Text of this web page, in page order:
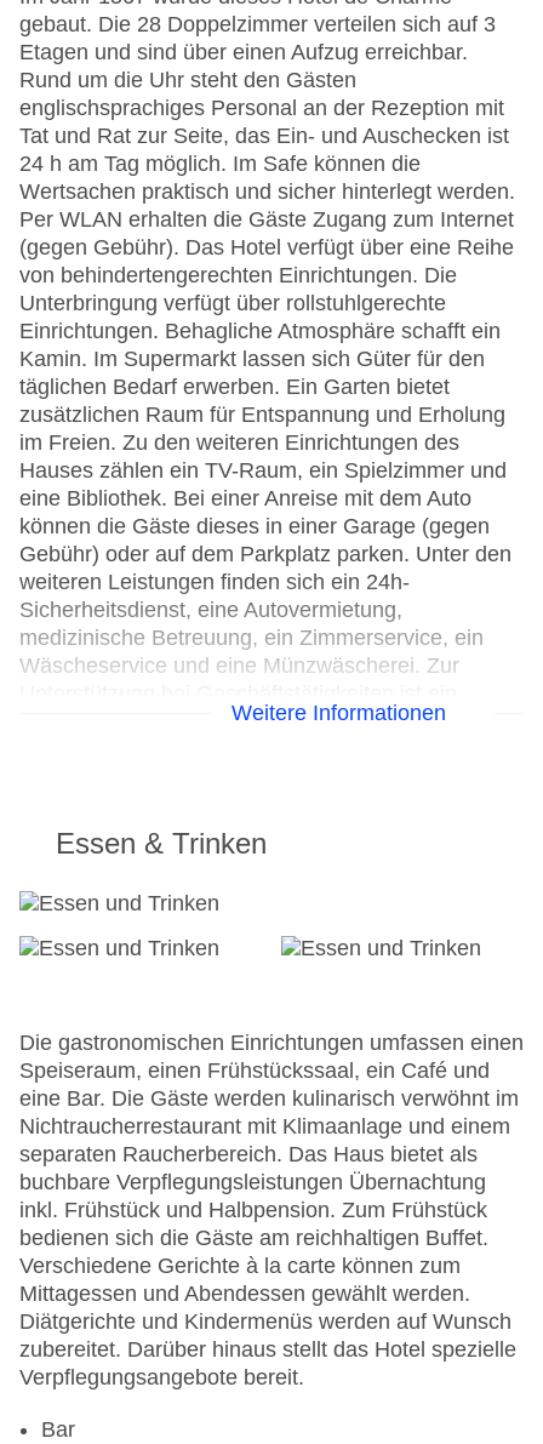
gebaut. Die 28 Doppelzimmer verteilen sich auf 3
Etagen und sind über einen Aufzug erreichbar.
Rund um die Uhr steht den Gästen
englischsprachiges Personal an der Rezeption mit
Tat und Rat zur Seite, das Ein- und Auschecken ist
24 h am Tag möglich. Im Safe können die
Wertsachen praktisch und sicher hinterlegt werden.
Per WLAN erhalten die Gäste Zugang zum Internet
(gegen Gebühr). Das Hotel verfügt über eine Reihe
von behindertengerechten Einrichtungen. Die
Unterbringung verfügt über rollstuhlgerechte
Einrichtungen. Behagliche Atmosphäre schafft ein
Kamin. Im Supermarkt lassen sich Güter für den
täglichen Bedarf erwerben. Ein Garten bietet
zusätzlichen Raum für Entspannung und Erholung
im Freien. Zu den weiteren Einrichtungen des
Hauses zählen ein TV-Raum, ein Spielzimmer und
eine Bibliothek. Bei einer Anreise mit dem Auto
können die Gäste dieses in einer Garage (gegen
Gebühr) oder auf dem Parkplatz parken. Unter den
weiteren Leistungen finden sich ein 24h-
Sicherheitsdienst, eine Autovermietung,
medizinische Betreuung, ein Zimmerservice, ein
Wäscheservice und eine Münzwäscherei. Zur
Check-in von: 16:00:00
Check-out bis: 11:00:00
Garage: gegen Gebühr
Garten: ohne Gebühr
Letzte umfassende Renovierung: 2004
Lift
Minimarkt
Anzahl der Konferenzräume: 1
Anzahl der Aufzüge: 1
Haustiere
Zimmerservice
Gesamtanzahl der Stockwerke: 3
Gesamtanzahl der Zimmer: 28
Pools:Kinderbecken, Outdoor Pool,
Sonnenschirme am Pool, Liegen am Pool
Zahlungsarten: American Express, Diners Club,
Mastercard, Visa
Weitere Informationen
Essen & Trinken
Die gastronomischen Einrichtungen umfassen einen
Speiseraum, einen Frühstückssaal, ein Café und
eine Bar. Die Gäste werden kulinarisch verwöhnt im
Nichtraucherrestaurant mit Klimaanlage und einem
separaten Raucherbereich. Das Haus bietet als
buchbare Verpflegungsleistungen Übernachtung
inkl. Frühstück und Halbpension. Zum Frühstück
bedienen sich die Gäste am reichhaltigen Buffet.
Verschiedene Gerichte à la carte können zum
Mittagessen und Abendessen gewählt werden.
Diätgerichte und Kindermenüs werden auf Wunsch
zubereitet. Darüber hinaus stellt das Hotel spezielle
Verpflegungsangebote bereit.
Bar